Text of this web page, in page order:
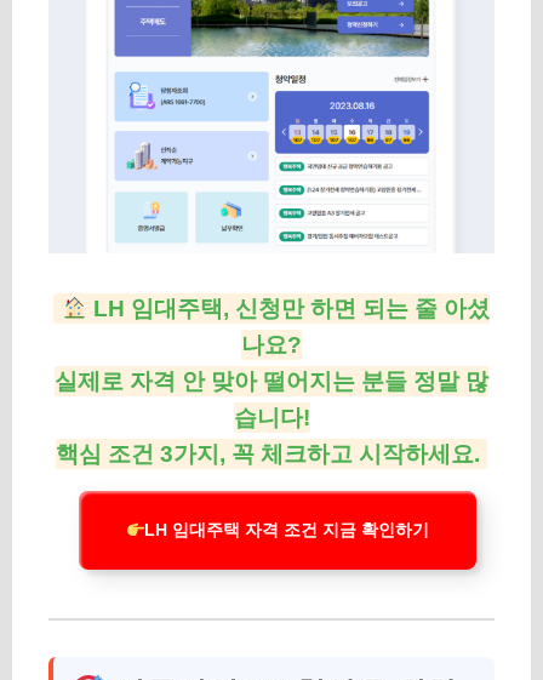
LH 임대주택, 신청만 하면 되는 줄 아셨
나요?
실제로 자격 안 맞아 떨어지는 분들 정말 많
습니다!
핵심 조건 3가지, 꼭 체크하고 시작하세요.
LH 임대주택 자격 조건 지금 확인하기